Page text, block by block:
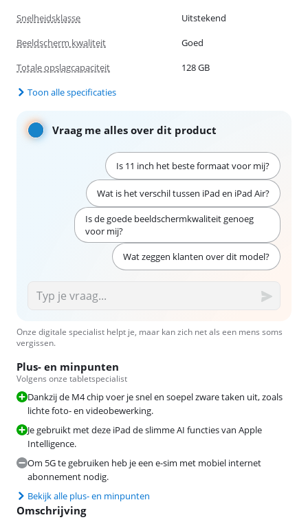
Snelheidsklasse
Uitstekend
Beeldscherm kwaliteit
Goed
Totale opslagcapaciteit
128 GB
Toon alle specificaties
Vraag me alles over dit product
Is 11 inch het beste formaat voor mij?
Wat is het verschil tussen iPad en iPad Air?
Is de goede beeldschermkwaliteit genoeg
voor mij?
Wat zeggen klanten over dit model?
Onze digitale specialist helpt je, maar kan zich net als een mens soms
vergissen.
Plus- en minpunten
Volgens onze tabletspecialist
Dankzij de M4 chip voer je snel en soepel zware taken uit, zoals
lichte foto- en videobewerking.
Je gebruikt met deze iPad de slimme AI functies van Apple
Intelligence.
Om 5G te gebruiken heb je een e-sim met mobiel internet
abonnement nodig.
Bekijk alle plus- en minpunten
Omschrijving